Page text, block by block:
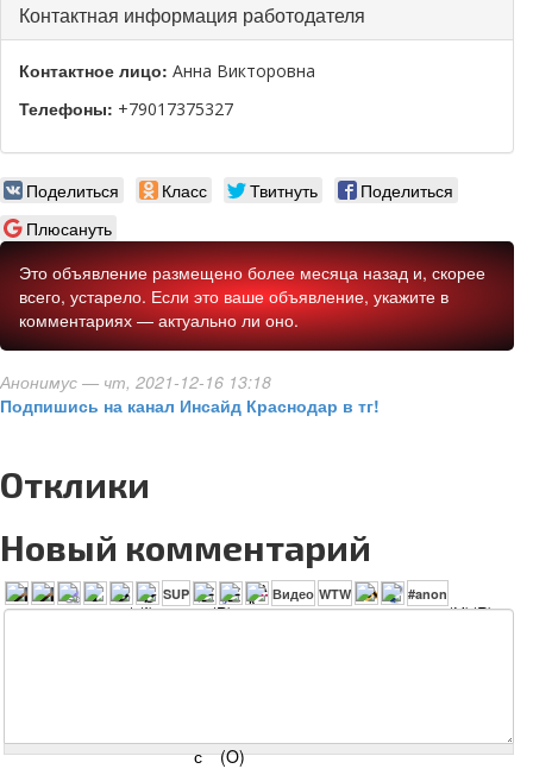
Скрыть
Контактная информация работодателя
Контактное лицо: Анна Викторовна
Телефоны: +79017375327
Поделиться Класс Твитнуть
Поделиться
Плюсануть
Это объявление размещено более месяца назад и, скорее
всего, устарело. Если это ваше объявление, укажите в
комментариях — актуально ли оно.
Анонимус — чт, 2021-12-16 13:18
Подпишись на канал Инсайд Краснодар в тг!
Отклики
Новый комментарий